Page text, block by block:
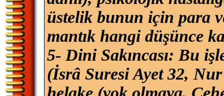
üstelik bunun için para
mantık hangi düşünce
5- Dini Sakıncası: Bu
(İsrâ Suresi Ayet 32,